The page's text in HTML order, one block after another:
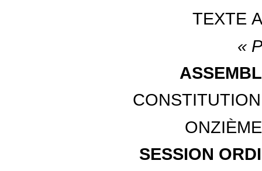
TEXTE
«
SESSION